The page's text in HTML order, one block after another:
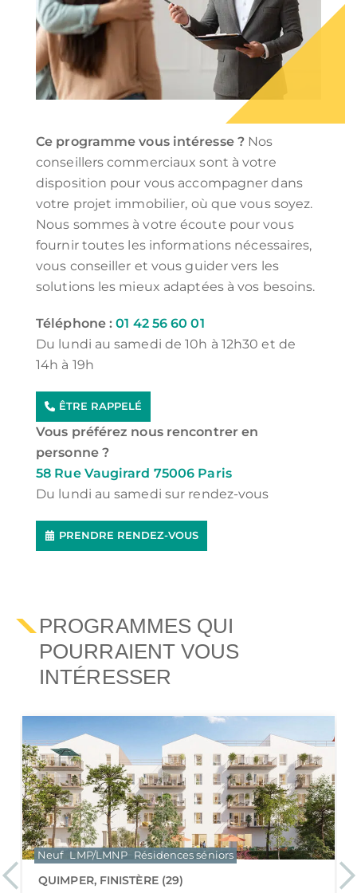
Ce programme vous intéresse ?Nos
conseillers commerciaux sont à votre
disposition pour vous accompagner dans
votre projet immobilier, où que vous soyez.
Nous sommes à votre écoute pour vous
fournir toutes les informations nécessaires,
vous conseiller et vous guider vers les
solutions les mieux adaptées à vos besoins.
Téléphone :01 42 56 60 01
Du lundi au samedi de 10h à 12h30 et de
14h à 19h
ÊTRE RAPPELÉ
Vous préférez nous rencontrer en
personne ?
58 Rue Vaugirard 75006 Paris
Du lundi au samedi sur rendez-vous
PRENDRE RENDEZ-VOUS
PROGRAMMES QUI
POURRAIENT VOUS
INTÉRESSER
PreviousBREST, FINISTÈRE (29)
Neuf Jeanbrun LLI PTZ